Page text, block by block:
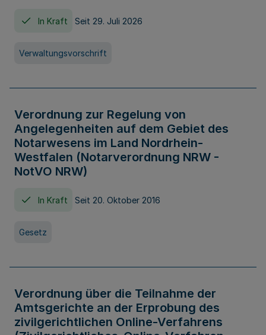
In Kraft Seit 29. Juli 2026
Verwaltungsvorschrift
Verordnung zur Regelung von
Angelegenheiten auf dem Gebiet des
Notarwesens im Land Nordrhein-
Westfalen (Notarverordnung NRW -
NotVO NRW)
In Kraft Seit 20. Oktober 2016
Gesetz
Verordnung über die Teilnahme der
Amtsgerichte an der Erprobung des
zivilgerichtlichen Online-Verfahrens